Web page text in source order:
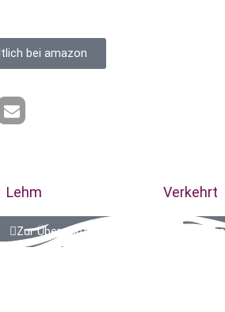
bei amazon
Lehm Verkehrt
Zur Übersicht: Alle Gedichte aus